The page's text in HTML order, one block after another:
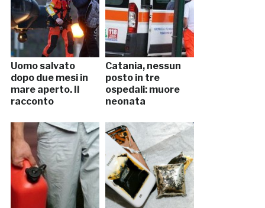
Uomo salvato
dopo due mesi in
mare aperto. Il
racconto
Catania, nessun
posto in tre
ospedali: muore
neonata